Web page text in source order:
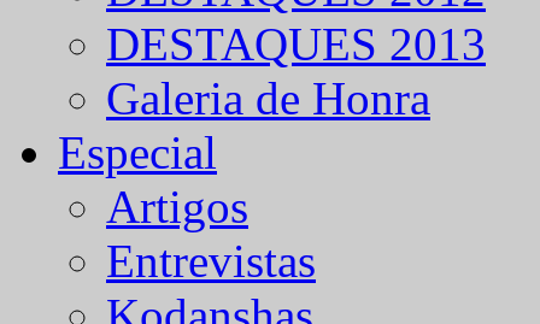
DESTAQUES 2013
Galeria de Honra
Especial
Artigos
Entrevistas